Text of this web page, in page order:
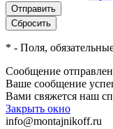
* - Поля,
Сообщение
Ваше сообщение
Вами свяжется наш
Закрыть окно
info@montajnikoff.ru